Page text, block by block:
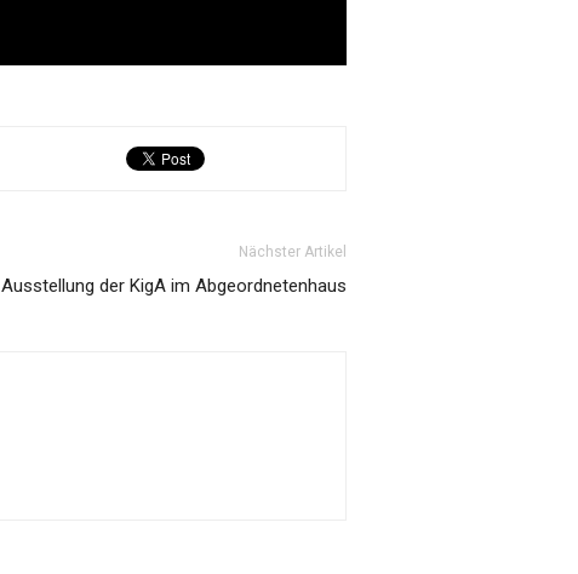
Nächster Artikel
Ausstellung der KigA im Abgeordnetenhaus